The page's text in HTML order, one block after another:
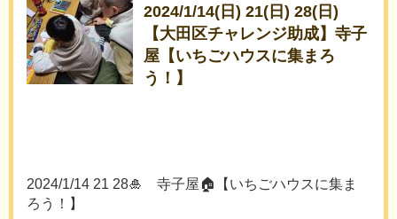
2024/1/14(日) 21(日) 28(日)
【大田区チャレンジ助成】寺子
屋【いちごハウスに集まろ
う！】
2024/1/14 21 28🎍 寺子屋🏠【いちごハウスに集ま
ろう！】